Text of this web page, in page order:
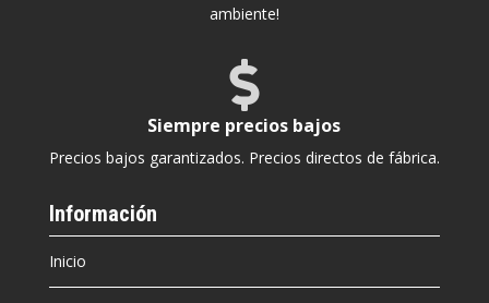
ambiente!

Siempre precios bajos
Precios bajos garantizados. Precios directos de fábrica.
Información
Inicio